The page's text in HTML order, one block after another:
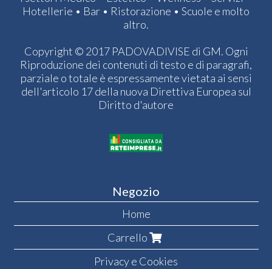
Hotellerie • Bar • Ristorazione • Scuole e molto
altro.
Copyright © 2017 PADOVADIVISE di GM. Ogni
Riproduzione dei contenuti di testo e di paragrafi,
parziale o totale è espressamente vietata ai sensi
dell'articolo 17 della nuova Direttiva Europea sul
Diritto d'autore
Negozio
Home
Carrello
Privacy e Cookies